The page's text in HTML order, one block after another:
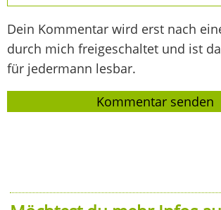
Dein Kommentar wird erst nach
durch mich freigeschaltet und ist
für jedermann lesbar.